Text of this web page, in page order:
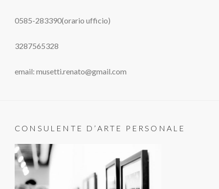
0585-283390(orario ufficio)
3287565328
email: musetti.renato@gmail.com
CONSULENTE D’ARTE PERSONALE